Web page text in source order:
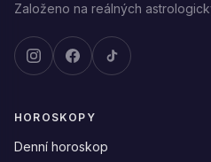
Založeno na reálných
HOROSKOPY
Denní horoskop